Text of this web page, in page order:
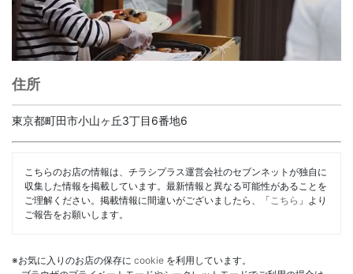
住所
東京都町田市小山ヶ丘3丁目6番地6
こちらのお店の情報は、チラシプラス運営会社のセブンネットが独自に
収集した情報を掲載しています。最新情報と異なる可能性があることを
ご理解ください。掲載情報に間違いがございましたら、「 こちら 」より
ご報告をお願いします。
※お気に入りのお店の保存に cookie を利用しています。